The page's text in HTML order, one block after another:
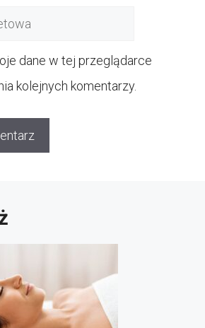
dane w tej przeglądarce
kolejnych komentarzy.